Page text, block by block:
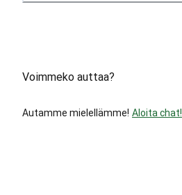
Voimmeko auttaa?
Autamme mielellämme! Aloita chat!